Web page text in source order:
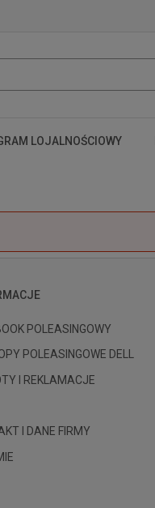
LOJALNOŚCIOWY
POLEASINGOWY
POLEASINGOWE DELL
I REKLAMACJE
I DANE FIRMY